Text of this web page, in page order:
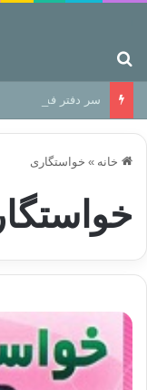
سر دفتر فساد در
خانه » خواستگاری